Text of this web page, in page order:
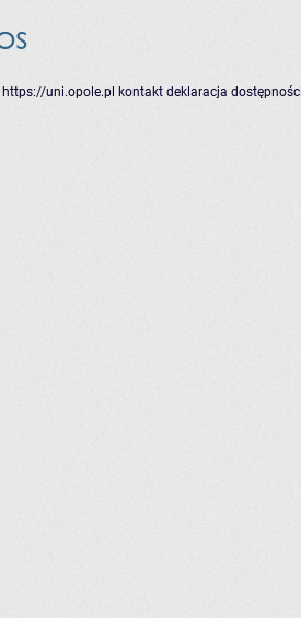
https://uni.opole.pl kontakt deklaracja